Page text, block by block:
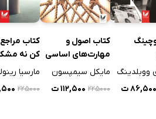
1: وام‌های تثبیت و تعدیل ساختاری صندوق
2: میزان فقر و تنگدستی در برخی از کشورهای
ووبلدینگ
۸۶,۵۰۰ ت
کتاب اصول و
مهارت‌های اساسی
کوچینگ سازمانی
مایکل سیمپسون
۲۲۵۰۰۰ ۱۱۲,۵۰۰ ت
کتاب
کن نه
مارسیا
۲۲۵۰۰۰